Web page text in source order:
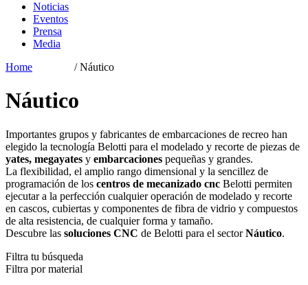
Noticias
Eventos
Prensa
Media
Home
/ Náutico
Náutico
Importantes grupos y fabricantes de embarcaciones de recreo han
elegido la tecnología Belotti para el modelado y recorte de piezas de
yates, megayates y embarcaciones pequeñas y grandes.
La flexibilidad, el amplio rango dimensional y la sencillez de
programación de los centros de mecanizado cnc Belotti permiten
ejecutar a la perfección cualquier operación de modelado y recorte
en cascos, cubiertas y componentes de fibra de vidrio y compuestos
de alta resistencia, de cualquier forma y tamaño.
Descubre las soluciones CNC de Belotti para el sectorNáutico.
Filtra tu búsqueda
Filtra por material